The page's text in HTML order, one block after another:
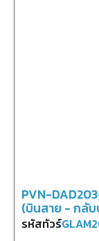
PVN-
(บินสาย - กลับ
รหัสทัวร์